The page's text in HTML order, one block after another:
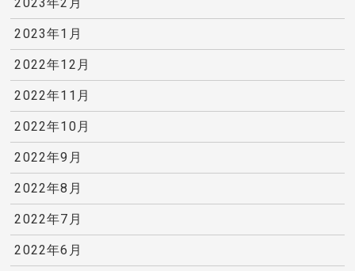
2023年1月
2022年12月
2022年11月
2022年10月
2022年9月
2022年8月
2022年7月
2022年6月